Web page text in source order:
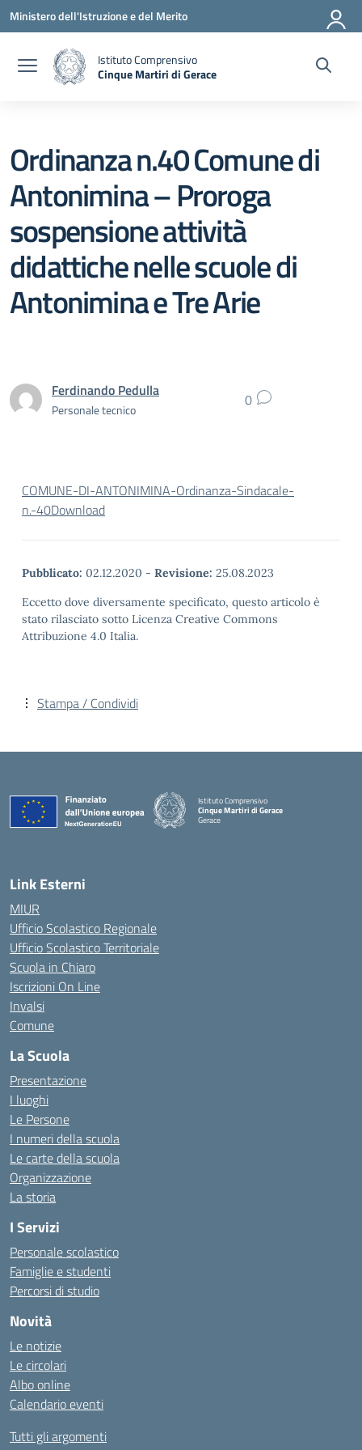
Vai ai contenuti
Vai al menu di navigazione
Vai al footer
Ministero dell'Istruzione e del Merito
Istituto Comprensivo
Cinque Martiri di Gerace
Ordinanza n.40 Comune di
Antonimina – Proroga
sospensione attività
didattiche nelle scuole di
Antonimina e Tre Arie
Ferdinando Pedulla
Personale tecnico 0
COMUNE-DI-ANTONIMINA-Ordinanza-Sindacale-
n.-40Download
Pubblicato: 02.12.2020 - Revisione: 25.08.2023
Eccetto dove diversamente specificato, questo articolo è
stato rilasciato sotto Licenza Creative Commons
Attribuzione 4.0 Italia.
Stampa / Condividi
Istituto Comprensivo
Cinque Martiri di Gerace
Gerace
Link Esterni
MIUR
Ufficio Scolastico Regionale
Ufficio Scolastico Territoriale
Scuola in Chiaro
Iscrizioni On Line
Invalsi
Comune
La Scuola
Presentazione
I luoghi
Le Persone
I numeri della scuola
Le carte della scuola
Organizzazione
La storia
I Servizi
Personale scolastico
Famiglie e studenti
Percorsi di studio
Novità
Le notizie
Le circolari
Albo online
Calendario eventi
Tutti gli argomenti